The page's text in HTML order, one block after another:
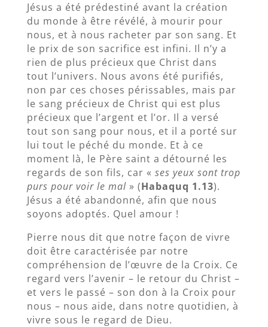
Jésus a été prédestiné avant la création
du monde à être révélé, à mourir pour
nous, et à nous racheter par son sang. Et
le prix de son sacrifice est infini. Il n’y a
rien de plus précieux que Christ dans
tout l’univers. Nous avons été purifiés,
non par ces choses périssables, mais par
le sang précieux de Christ qui est plus
précieux que l’argent et l’or. Il a versé
tout son sang pour nous, et il a porté sur
lui tout le péché du monde. Et à ce
moment là, le Père saint a détourné les
regards de son fils, car « ses yeux sont trop
purs pour voir le mal» (Habaquq 1.13).
Jésus a été abandonné, afin que nous
soyons adoptés. Quel amour !
Pierre nous dit que notre façon de vivre
doit être caractérisée par notre
compréhension de l’œuvre de la Croix. Ce
regard vers l’avenir – le retour du Christ –
et vers le passé – son don à la Croix pour
nous – nous aide, dans notre quotidien, à
vivre sous le regard de Dieu.